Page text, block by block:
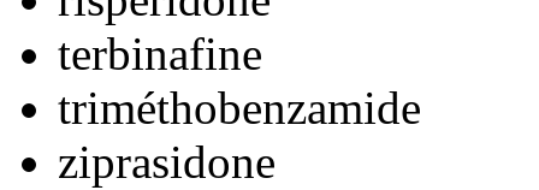
terbinafine
triméthobenzamide
ziprasidone